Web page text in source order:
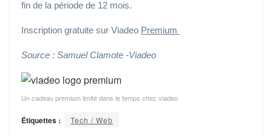
fin de la période de 12 mois.
Inscription gratuite sur Viadeo Premium
Source : Samuel Clamote -Viadeo
Un cadeau premium limité dans le temps chez viadeo
Étiquettes : Tech / Web